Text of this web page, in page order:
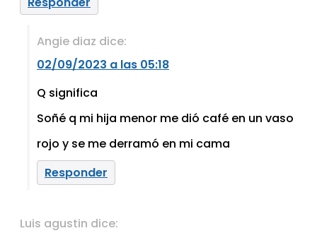
Angie diaz dice:
02/09/2023 a las 05:18
Q significa
Soñé q mi hija menor me dió café en un vaso
rojo y se me derramó en mi cama
Responder
Luis agustin dice: